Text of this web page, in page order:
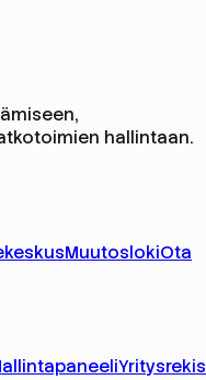
hallintaan.
MuutoslokiOta